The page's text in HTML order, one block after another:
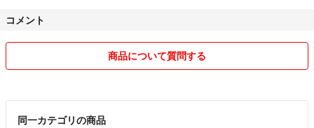
アイコ以外のトマト
6kg 6700円
コメント
商品について質問する
同一カテゴリの商品